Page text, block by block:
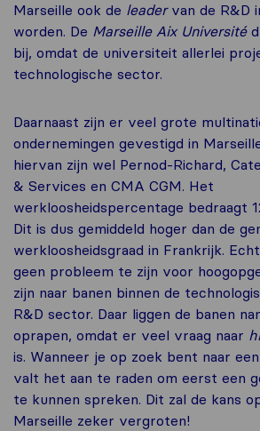
Marseille ook de leader van de R&D
worden. De Marseille Aix Université
bij, omdat de universiteit allerlei
technologische sector.
Daarnaast zijn er veel grote
ondernemingen gevestigd in
hiervan zijn wel Pernod-Richard,
& Services en CMA CGM. Het
werkloosheidspercentage bedraagt
Dit is dus gemiddeld hoger dan de
werkloosheidsgraad in Frankrijk.
geen probleem te zijn voor
zijn naar banen binnen de
R&D sector. Daar liggen de banen
oprapen, omdat er veel vraag naar
is. Wanneer je op zoek bent naar
valt het aan te raden om eerst een
te kunnen spreken. Dit zal de kans
Marseille zeker vergroten!